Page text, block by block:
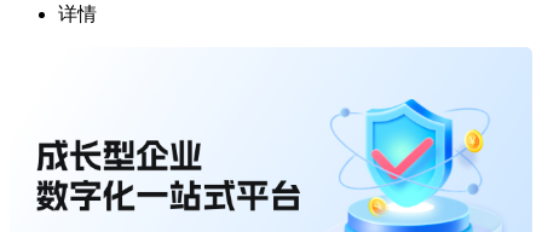
详情